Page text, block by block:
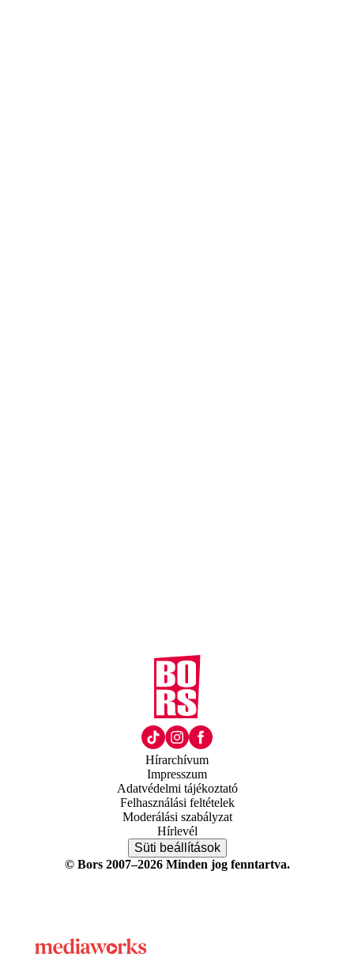
Hírarchívum
Impresszum
Adatvédelmi tájékoztató
Felhasználási feltételek
Moderálási szabályzat
Hírlevél
Süti beállítások
© Bors 2007–2026 Minden jog fenntartva.